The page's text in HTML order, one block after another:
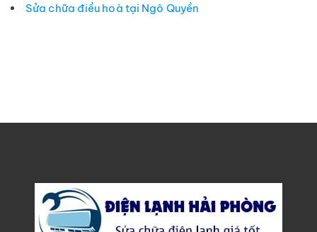
Sửa chữa điều hoà tại Ngô Quyền